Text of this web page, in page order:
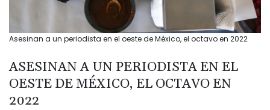
Asesinan a un periodista en el oeste de México, el octavo en 2022
ASESINAN A UN PERIODISTA EN EL
OESTE DE MÉXICO, EL OCTAVO EN
2022